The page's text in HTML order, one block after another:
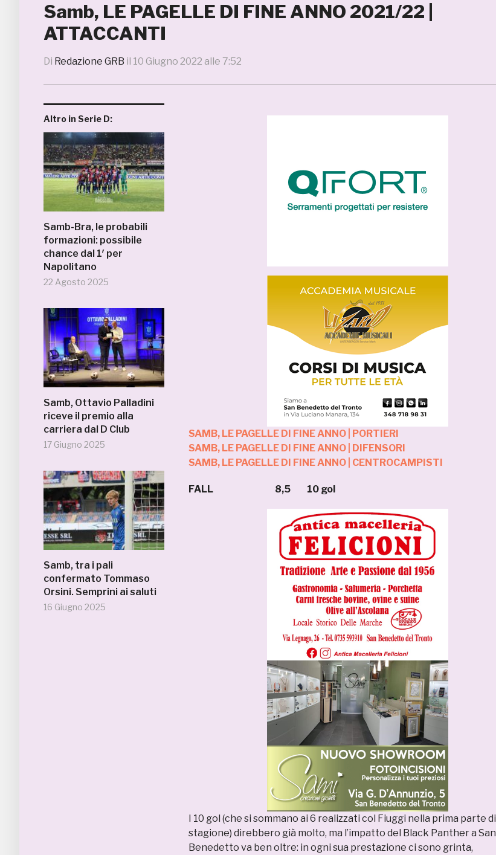
Samb, LE PAGELLE DI FINE ANNO 2021/22 |
ATTACCANTI
Di Redazione GRB il 10 Giugno 2022 alle 7:52
Altro in Serie D:
Samb-Bra, le probabili
formazioni: possibile
chance dal 1′ per
Napolitano
22 Agosto 2025
Samb, Ottavio Palladini
riceve il premio alla
carriera dal D Club
17 Giugno 2025
Samb, tra i pali
confermato Tommaso
Orsini. Semprini ai saluti
16 Giugno 2025
SAMB, LE PAGELLE DI FINE ANNO | PORTIERI
SAMB, LE PAGELLE DI FINE ANNO | DIFENSORI
SAMB, LE PAGELLE DI FINE ANNO | CENTROCAMPISTI
FALL 8,5 10 gol
I 10 gol (che si sommano ai 6 realizzati col Fiuggi nella prima parte di
stagione) direbbero già molto, ma l’impatto del Black Panther a San
Benedetto va ben oltre: in ogni sua prestazione ci sono grinta,